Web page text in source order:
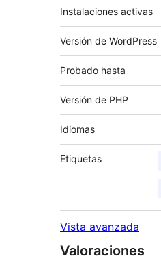
Instalaciones activas
Versión de WordPress
Probado hasta
Versión de PHP
Idiomas
Etiquetas
Vista avanzada
Valoraciones